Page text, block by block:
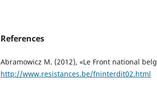
References
Abramowicz M. (2012), «Le Front national
http://www.resistances.be/fninterdit02.html